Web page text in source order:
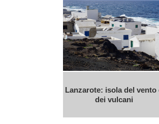
Lanzarote: isola del vento
dei vulcani